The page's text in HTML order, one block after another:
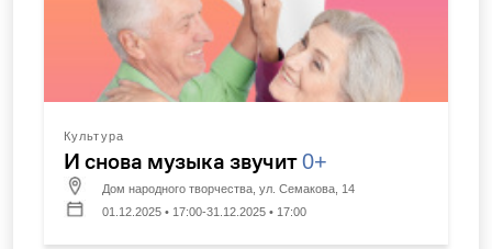
Культура
И снова музыка звучит0+
Дом народного творчества, ул. Семакова, 14
01.12.2025 • 17:00-31.12.2025 • 17:00